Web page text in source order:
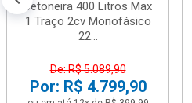
Betoneira 400 Litros Max
1 Traço 2cv Monofásico
22...
De: R$ 5.089,90
Por: R$ 4.799,90